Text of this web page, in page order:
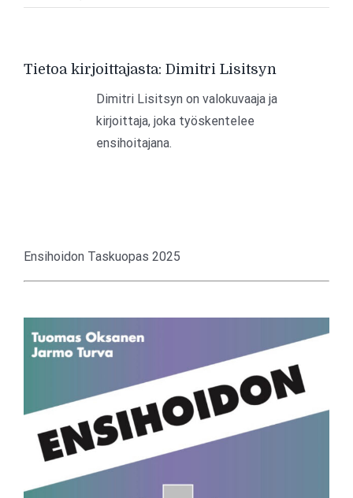
Tietoa kirjoittajasta: Dimitri Lisitsyn
Dimitri Lisitsyn on valokuvaaja ja
kirjoittaja, joka työskentelee
ensihoitajana.
Ensihoidon Taskuopas 2025